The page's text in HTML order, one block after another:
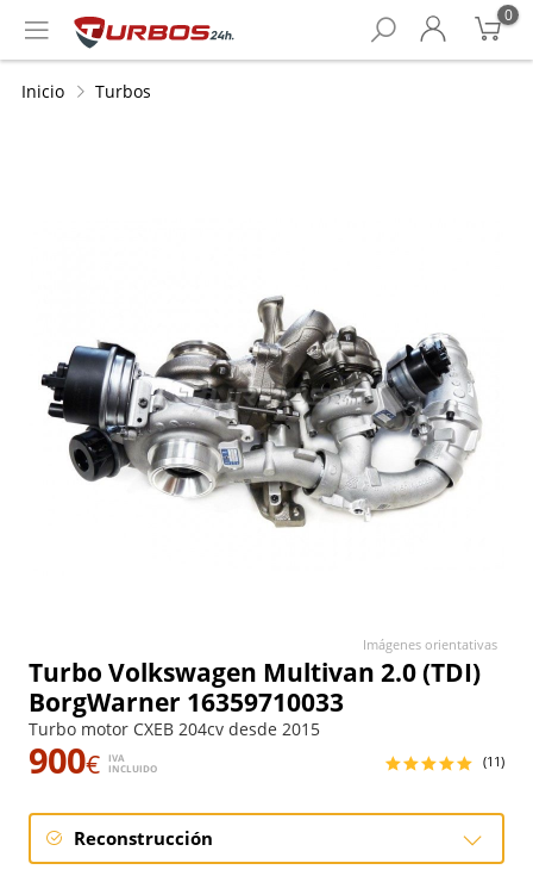
0
Inicio Turbos
Turbo Volkswagen Multivan 2.0 (TDI)
BorgWarner 16359710033
Turbo motor CXEB 204cv desde 2015
900€
IVA
INCLUIDO
(11)
Reconstrucción
Imágenes orientativas